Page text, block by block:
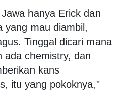
hanya Erick dan
yang mau diambil,
Tinggal dicari mana
ada chemistry, dan
kans
itu yang pokoknya,"